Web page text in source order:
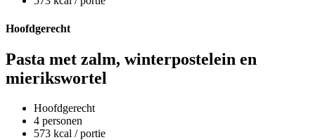
Hoofdgerecht
Pasta met zalm, winterpostelein en
mierikswortel
Hoofdgerecht
4 personen
573 kcal / portie